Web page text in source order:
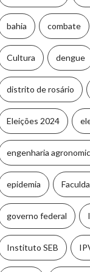
bahia combate
Cultura dengue
distrito de rosário
Eleições 2024
engenharia
epidemia
governo federal
Instituto SEB